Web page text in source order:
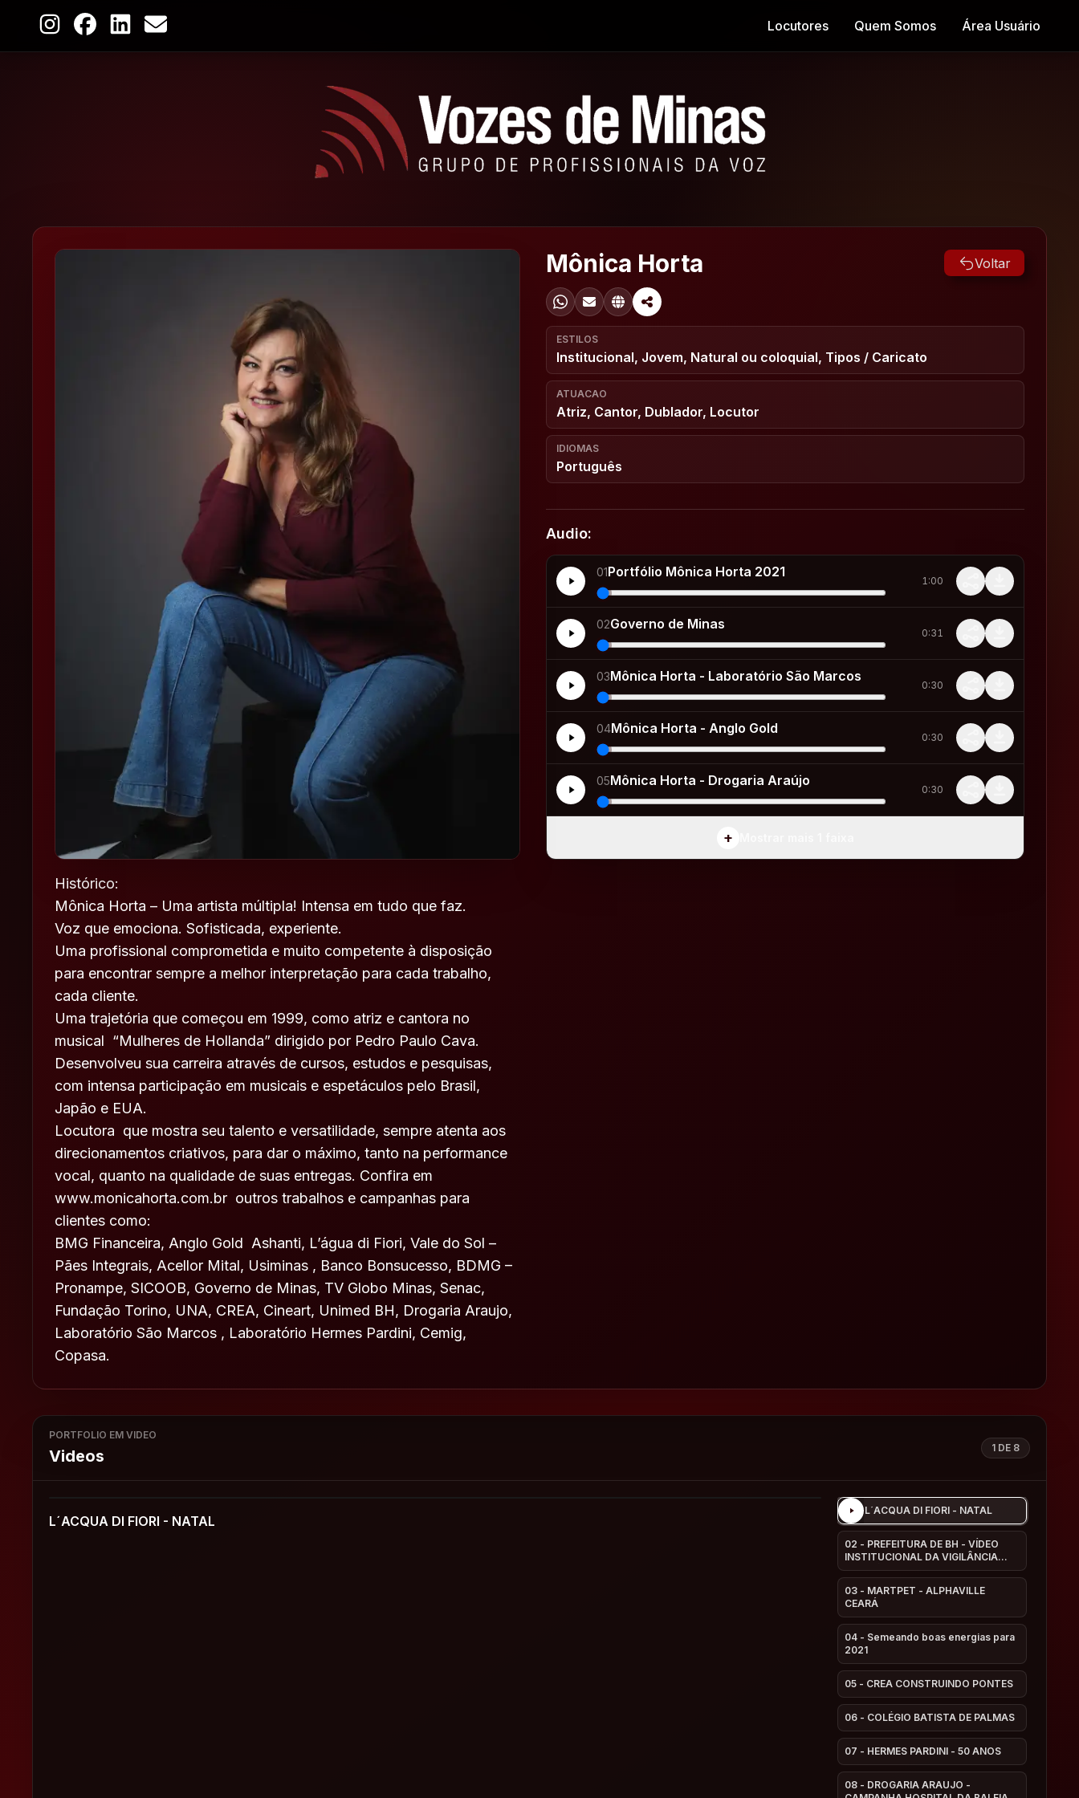
Locutores Quem Somos Área Usuário
Mônica Horta Voltar
ESTILOS
Institucional, Jovem, Natural ou coloquial, Tipos / Caricato
ATUACAO
Atriz, Cantor, Dublador, Locutor
IDIOMAS
Português
Audio:
01Portfólio Mônica Horta 2021
1:00
02Governo de Minas
0:31
03Mônica Horta - Laboratório São Marcos
0:30
04Mônica Horta - Anglo Gold
0:30
05Mônica Horta - Drogaria Araújo
0:30
+
Histórico:
Mônica Horta – Uma artista múltipla! Intensa em tudo que faz.
Voz que emociona. Sofisticada, experiente.
Uma profissional comprometida e muito competente à disposição
para encontrar sempre a melhor interpretação para cada trabalho,
cada cliente.
Uma trajetória que começou em 1999, como atriz e cantora no
musical “Mulheres de Hollanda” dirigido por Pedro Paulo Cava.
Desenvolveu sua carreira através de cursos, estudos e pesquisas,
com intensa participação em musicais e espetáculos pelo Brasil,
Japão e EUA.
Locutora que mostra seu talento e versatilidade, sempre atenta aos
direcionamentos criativos, para dar o máximo, tanto na performance
vocal, quanto na qualidade de suas entregas. Confira em
www.monicahorta.com.broutros trabalhos e campanhas para
clientes como:
BMG Financeira, Anglo Gold Ashanti, L’água di Fiori, Vale do Sol –
Pães Integrais, Acellor Mital, Usiminas , Banco Bonsucesso, BDMG –
Pronampe, SICOOB, Governo de Minas, TV Globo Minas, Senac,
Fundação Torino, UNA, CREA, Cineart, Unimed BH, Drogaria Araujo,
Laboratório São Marcos , Laboratório Hermes Pardini, Cemig,
Copasa.
PORTFOLIO EM VIDEO
Videos 1 DE 8
L´ACQUA DI FIORI - NATAL
01 -L´ACQUA DI FIORI - NATAL
02 - PREFEITURA DE BH - VÍDEO
INSTITUCIONAL DA VIGILÂNCIA
SANITÁRIA
03 - MARTPET - ALPHAVILLE
CEARÁ
04 - Semeando boas energias para
2021
05 - CREA CONSTRUINDO PONTES
06 - COLÉGIO BATISTA DE PALMAS
07 - HERMES PARDINI - 50 ANOS
08 - DROGARIA ARAUJO -